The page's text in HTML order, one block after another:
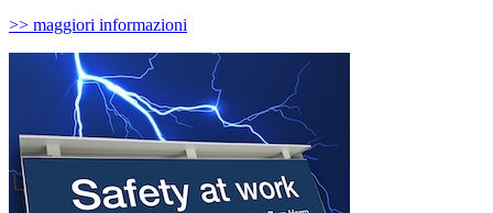
>> maggiori informazioni